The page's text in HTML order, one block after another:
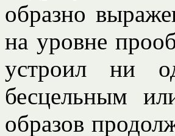
образно
на уровне
устроил ни
бесцельным
образов